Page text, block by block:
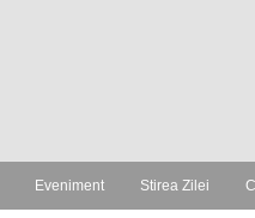
Eveniment Stirea Zilei